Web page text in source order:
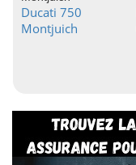
Ducati 750
Montjuich